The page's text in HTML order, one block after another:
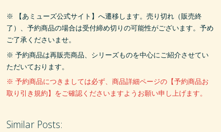
※ 【あミューズ公式サイト】へ遷移します。売り切れ（販売終
了）、予約商品の場合は受付締め切りの可能性がございます。予め
ご了承くださいませ。
※ 予約商品は再販売商品、シリーズものを中心にご紹介させてい
ただいております。
※ 予約商品につきましては必ず、商品詳細ページの【予約商品お
取り引き規約】をご確認くださいますようお願い申し上げます。
Similar Posts: